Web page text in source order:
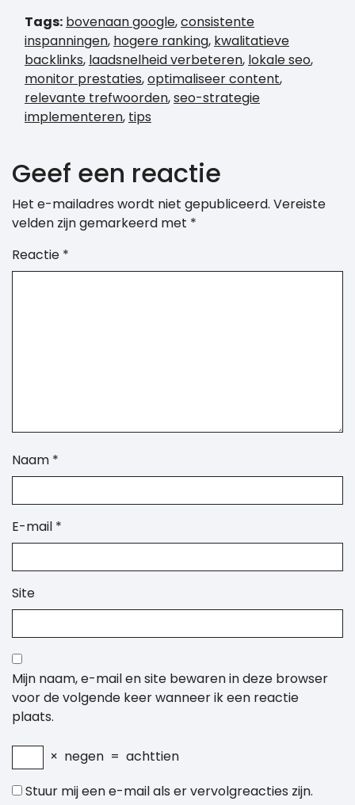
Tags: bovenaan google,consistente
inspanningen, hogere ranking, kwalitatieve
backlinks, laadsnelheid verbeteren, lokale seo,
monitor prestaties,optimaliseer content,
relevante trefwoorden,seo-strategie
implementeren, tips
Geef een reactie
Het e-mailadres wordt niet gepubliceerd. Vereiste
velden zijn gemarkeerd met *
Reactie *
Naam *
E-mail *
Site
Mijn naam, e-mail en site bewaren in deze browser
voor de volgende keer wanneer ik een reactie
plaats.
× negen = achttien
Stuur mij een e-mail als er vervolgreacties zijn.